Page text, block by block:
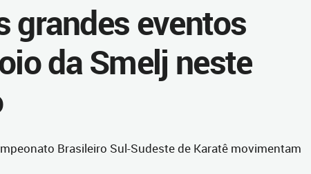
grandes eventos
da Smelj neste
Brasileiro Sul-Sudeste de Karatê movimentam